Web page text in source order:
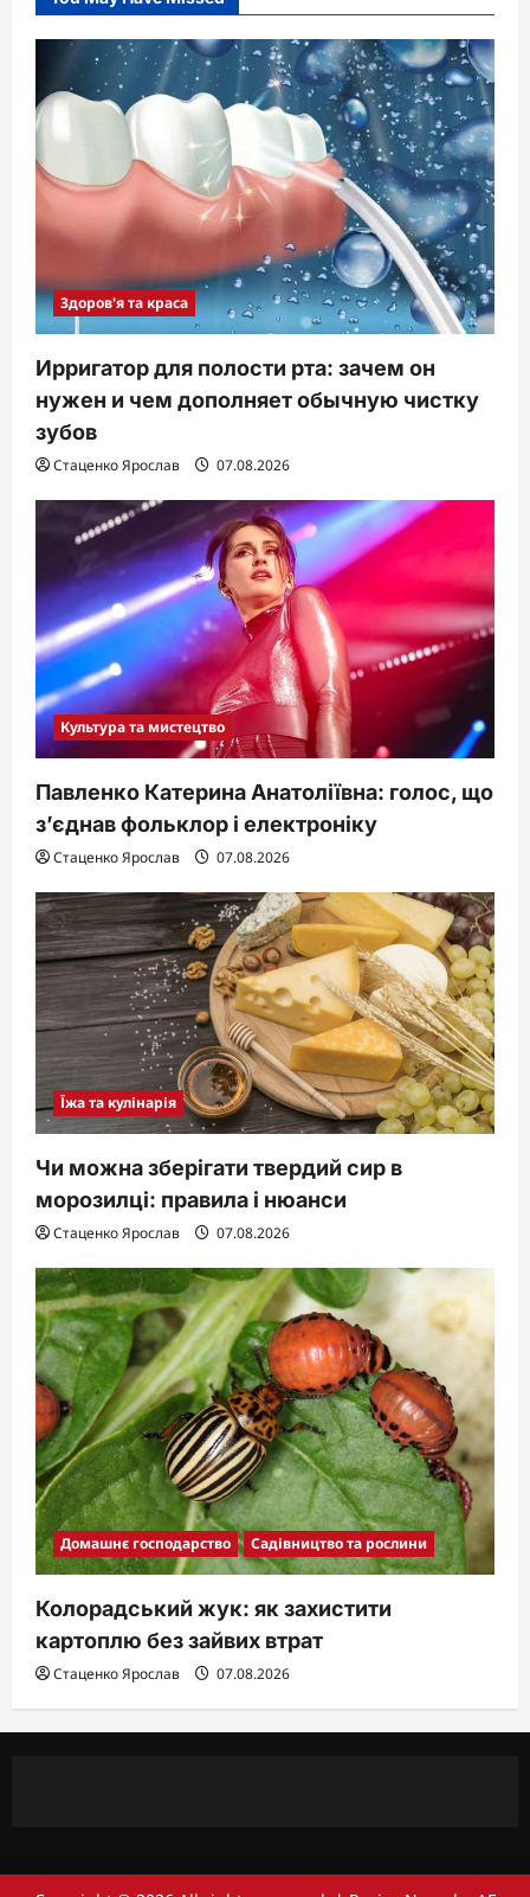
Здоров'я та краса
Ирригатор для полости рта: зачем он
нужен и чем дополняет обычную чистку
зубов
Стаценко Ярослав 07.08.2026
Культура та мистецтво
Павленко Катерина Анатоліївна: голос, що
з’єднав фольклор і електроніку
Стаценко Ярослав 07.08.2026
Їжа та кулінарія
Чи можна зберігати твердий сир в
морозилці: правила і нюанси
Стаценко Ярослав 07.08.2026
Домашнє господарство Садівництво та рослини
Колорадський жук: як захистити
картоплю без зайвих втрат
Стаценко Ярослав 07.08.2026